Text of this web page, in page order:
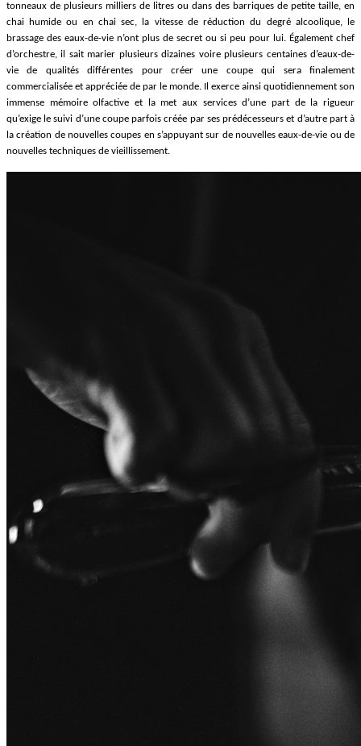
tonneaux de plusieurs milliers de litres ou dans des barriques de petite taille, en
chai humide ou en chai sec, la vitesse de réduction du degré alcoolique, le
brassage des eaux-de-vie n’ont plus de secret ou si peu pour lui. Également chef
d’orchestre, il sait marier plusieurs dizaines voire plusieurs centaines d’eaux-de-
vie de qualités différentes pour créer une coupe qui sera finalement
commercialisée et appréciée de par le monde. Il exerce ainsi quotidiennement son
immense mémoire olfactive et la met aux services d’une part de la rigueur
qu’exige le suivi d’une coupe parfois créée par ses prédécesseurs et d’autre part à
la création de nouvelles coupes en s’appuyant sur de nouvelles eaux-de-vie ou de
nouvelles techniques de vieillissement.